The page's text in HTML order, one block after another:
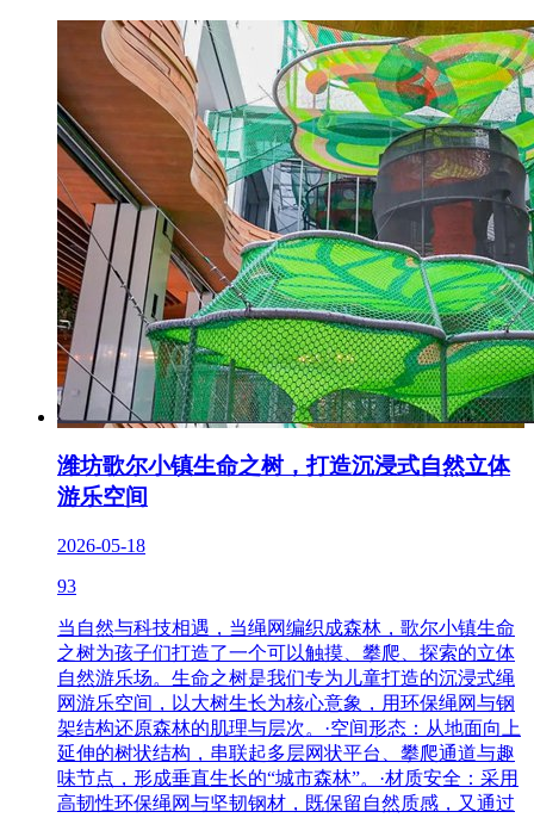
潍坊歌尔小镇生命之树，打造沉浸式自然立体
游乐空间
2026-05-18
93
当自然与科技相遇，当绳网编织成森林，歌尔小镇生命
之树为孩子们打造了一个可以触摸、攀爬、探索的立体
自然游乐场。生命之树是我们专为儿童打造的沉浸式绳
网游乐空间，以大树生长为核心意象，用环保绳网与钢
架结构还原森林的肌理与层次。·空间形态：从地面向上
延伸的树状结构，串联起多层网状平台、攀爬通道与趣
味节点，形成垂直生长的“城市森林”。·材质安全：采用
高韧性环保绳网与坚韧钢材，既保留自然质感，又通过